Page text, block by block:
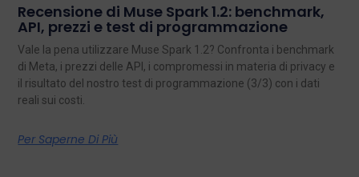
Recensione di Muse Spark 1.2: benchmark,
API, prezzi e test di programmazione
Vale la pena utilizzare Muse Spark 1.2? Confronta i benchmark
di Meta, i prezzi delle API, i compromessi in materia di privacy e
il risultato del nostro test di programmazione (3/3) con i dati
reali sui costi.
Per Saperne Di Più